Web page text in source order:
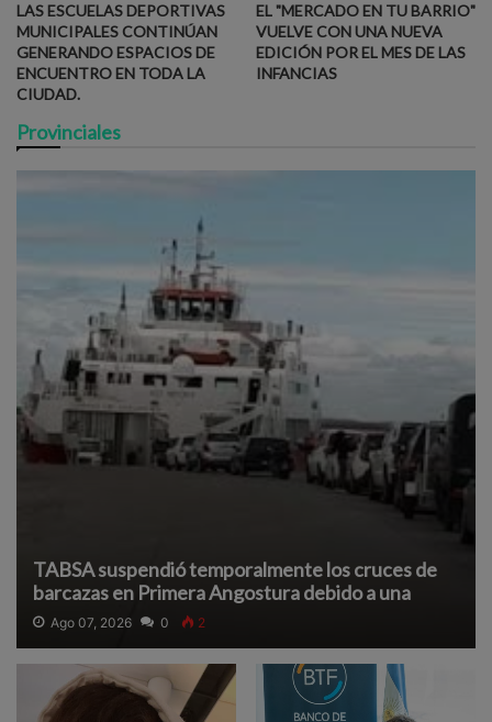
LAS ESCUELAS DEPORTIVAS
MUNICIPALES CONTINÚAN
GENERANDO ESPACIOS DE
ENCUENTRO EN TODA LA
CIUDAD.
EL "MERCADO EN TU BARRIO"
VUELVE CON UNA NUEVA
EDICIÓN POR EL MES DE LAS
INFANCIAS
Provinciales
TABSA suspendió temporalmente los cruces de
barcazas en Primera Angostura debido a una
densa neblina que reduce la visibilidad y afecta la
navegación segura.
Ago 07, 2026 0 2